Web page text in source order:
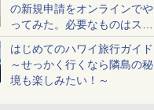
の新規申請をオンラインでや
ってみた。必要なものはスマ
ホとマイナカードのみ
はじめてのハワイ旅行ガイド
～せっかく行くなら隣島の秘
境も楽しみたい！～